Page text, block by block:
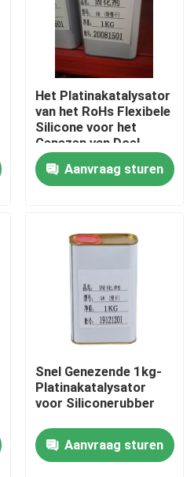
Het Platinakatalysator
van het RoHs Flexibele
Silicone voor het
Genezen van Doel
Aanvraag sturen
Snel Genezende 1kg-
Platinakatalysator
voor Siliconerubber
Aanvraag sturen